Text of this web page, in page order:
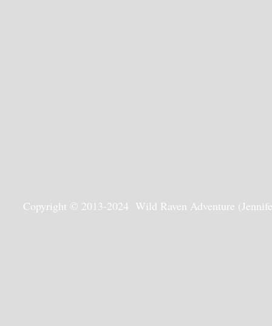
Copyright © 2013-2024 Wild Raven Adventure